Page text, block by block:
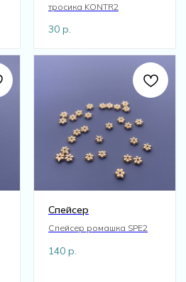
тросика KONTR2
30 р.
Спейсер
Спейсер ромашка SPE2
140 р.